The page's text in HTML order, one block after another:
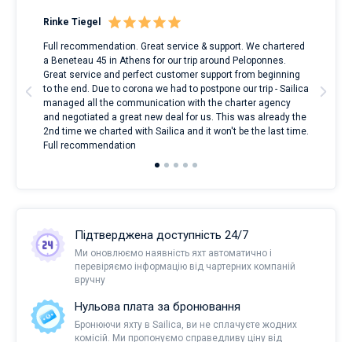
Rinke Tiegel
Full recommendation. Great service & support. We chartered
a Beneteau 45 in Athens for our trip around Peloponnes.
Great service and perfect customer support from beginning
to the end. Due to corona we had to postpone our trip - Sailica
managed all the communication with the charter agency
and negotiated a great new deal for us. This was already the
2nd time we charted with Sailica and it won't be the last time.
Full recommendation
Підтверджена доступність 24/7
Ми оновлюємо наявність яхт автоматично і
перевіряємо інформацію від чартерних компаній
вручну
Нульова плата за бронювання
Бронюючи яхту в Sailica, ви не сплачуєте жодних
комісій. Ми пропонуємо справедливу ціну від